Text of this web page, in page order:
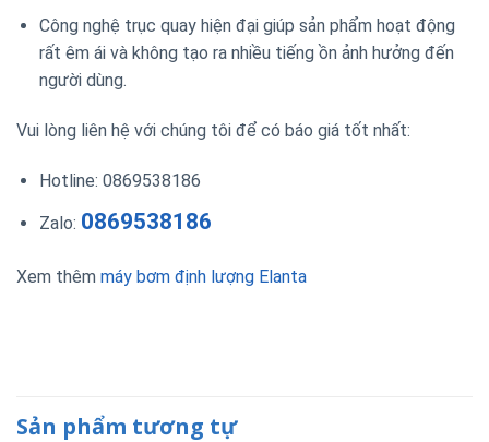
Công nghệ trục quay hiện đại giúp sản phẩm hoạt động
rất êm ái và không tạo ra nhiều tiếng ồn ảnh hưởng đến
người dùng.
Vui lòng liên hệ với chúng tôi để có báo giá tốt nhất:
Hotline: 0869538186
Zalo: 0869538186
Xem thêm máy bơm định lượng Elanta
Sản phẩm tương tự